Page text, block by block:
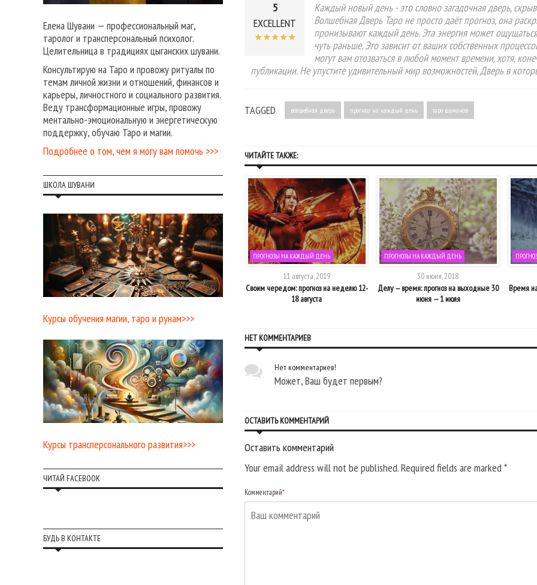
5
EXCELLENT
Каждый новый день - это словно загадочная дверь,
Волшебная Дверь Таро не просто даёт прогноз, она
пронизывают каждый день. Эта энергия может
чуть раньше. Это зависит от ваших собственных
могут вам отозваться в любой момент времени, хотя,
публикации. Не упустите удивительный мир возможностей, Дверь в
TAGGED волшебная дверь прогноз на каждый день таро шаманов
ЧИТАЙТЕ ТАКЖЕ:
НА КАЖДЫЙ ДЕНЬ
05 января, 2022
действовать: прогноз на среду 5
декабря
ПРОГНОЗЫ НА КАЖДЫЙ ДЕНЬ
29 августа, 2017
Время накопления ресурсов: прогноз на
29 августа
ПРОГНОЗЫ НА КАЖДЫЙ ДЕНЬ
11 августа, 2019
Своим чередом: прогноз на неделю 12-
18 августа
ПРОГНОЗЫ НА КАЖДЫЙ ДЕНЬ
30 июня, 2018
Делу — время: прогноз на выходные 30
июня — 1 июля
Время
НЕТ КОММЕНТАРИЕВ
Нет комментариев!
Может, Ваш будет первым?
ОСТАВИТЬ КОММЕНТАРИЙ
Оставить комментарий
Your email address will not be published. Required fields are marked*
Комментарий*
Елена Шувани — профессиональный маг,
таролог и трансперсональный психолог.
Целительница в традициях цыганских шувани.
Консультирую на Таро и провожу ритуалы по
темам личной жизни и отношений, финансов и
карьеры, личностного и социального развития.
Веду трансформационные игры, провожу
ментально-эмоциональную и энергетическую
поддержку, обучаю Таро и магии.
Подробнее о том, чем я могу вам помочь >>>
ШКОЛА ШУВАНИ
Курсы обучения магии, таро и рунам>>>
Курсы трансперсонального развития>>>
ЧИТАЙ FACEBOOK
БУДЬ В КОНТАКТЕ